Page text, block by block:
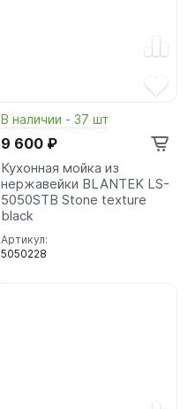
В наличии - 37 шт
9 600 ₽
Кухонная мойка из
нержавейки BLANTEK LS-
5050STB Stone texture
black
Артикул:
5050228